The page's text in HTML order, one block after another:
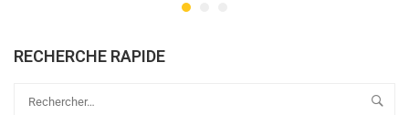
RECHERCHE RAPIDE